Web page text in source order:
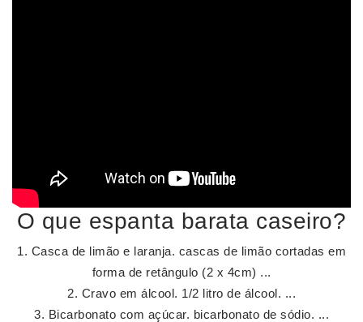
O que espanta barata caseiro?
Casca de limão e laranja. cascas de limão cortadas em
forma de retângulo (2 x 4cm) ...
Cravo em álcool. 1/2 litro de álcool. ...
Bicarbonato com açúcar. bicarbonato de sódio. ...